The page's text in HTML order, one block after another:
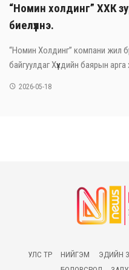
“Номин холдинг” ХХК
биелүүлнэ.
“Номин Холдинг” компани жил
байгуулдаг Хүүхдийн баярын
2026-05-18
УЛС ТӨР НИЙГЭМ ЭДИЙН